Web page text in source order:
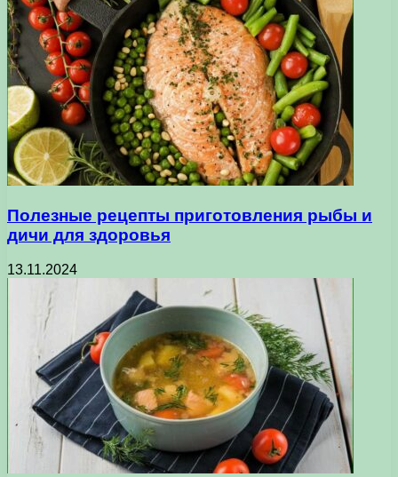
Полезные рецепты приготовления рыбы и
дичи для здоровья
13.11.2024